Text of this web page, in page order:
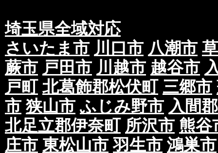
埼玉県全域対応
さいたま市 川口市 八潮市
蕨市 戸田市 川越市 越谷市
戸町 北葛飾郡松伏町 三郷市
市 狭山市 ふじみ野市 入間
北足立郡伊奈町 所沢市 熊谷
庄市 東松山市 羽生市 鴻巣市